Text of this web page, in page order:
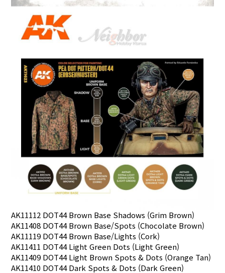
AK11112 DOT44 Brown Base Shadows (Grim Brown)
AK11408 DOT44 Brown Base/Spots (Chocolate Brown)
AK11119 DOT44 Brown Base/Lights (Cork)
AK11411 DOT44 Light Green Dots (Light Green)
AK11409 DOT44 Light Brown Spots & Dots (Orange Tan)
AK11410 DOT44 Dark Spots & Dots (Dark Green)